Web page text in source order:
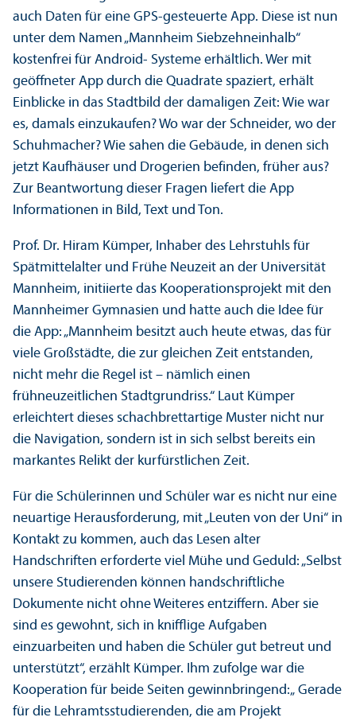
auch Daten für eine GPS-gesteuerte App. Diese ist nun
unter dem Namen „Mannheim Siebzehneinhalb“
kostenfrei für Android- Systeme erhältlich. Wer mit
geöffneter App durch die Quadrate spaziert, erhält
Einblicke in das Stadtbild der damaligen Zeit: Wie war
es, damals einzukaufen? Wo war der Schneider, wo der
Schuhmacher? Wie sahen die Gebäude, in denen sich
jetzt Kaufhäuser und Drogerien befinden, früher aus?
Zur Beantwortung dieser Fragen liefert die App
Informationen in Bild, Text und Ton.
Prof. Dr. Hiram Kümper, Inhaber des Lehr­stuhls für
Spätmittelalter und Frühe Neuzeit an der Universität
Mannheim, initiierte das Kooperations­projekt mit den
Mannheimer Gymnasien und hatte auch die Idee für
die App: „Mannheim besitzt auch heute etwas, das für
viele Großstädte, die zur gleichen Zeit entstanden,
nicht mehr die Regel ist – nämlich einen
frühneuzeitlichen Stadtgrundriss.“ Laut Kümper
erleichtert dieses schachbrettartige Muster nicht nur
die Navigation, sondern ist in sich selbst bereits ein
markantes Relikt der kurfürstlichen Zeit.
Für die Schülerinnen und Schüler war es nicht nur eine
neuartige Herausforderung, mit „Leuten von der Uni“ in
Kontakt zu kommen, auch das Lesen alter
Handschriften erforderte viel Mühe und Geduld: „Selbst
unsere Studierenden können handschriftliche
Dokumente nicht ohne Weiteres entziffern. Aber sie
sind es gewohnt, sich in knifflige Aufgaben
einzuarbeiten und haben die Schüler gut betreut und
unter­stützt“, erzählt Kümper. Ihm zufolge war die
Kooperation für beide Seiten gewinnbringend:„ Gerade
für die Lehr­amts­studierenden, die am Projekt